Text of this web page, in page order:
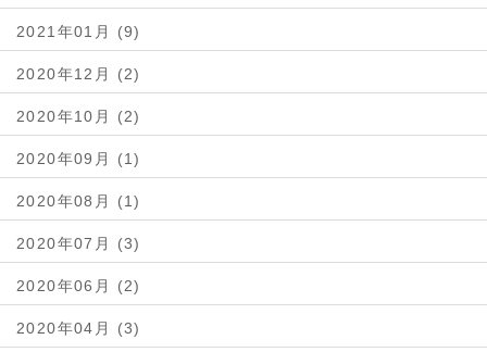
2021年01月 (9)
2020年12月 (2)
2020年10月 (2)
2020年09月 (1)
2020年08月 (1)
2020年07月 (3)
2020年06月 (2)
2020年04月 (3)